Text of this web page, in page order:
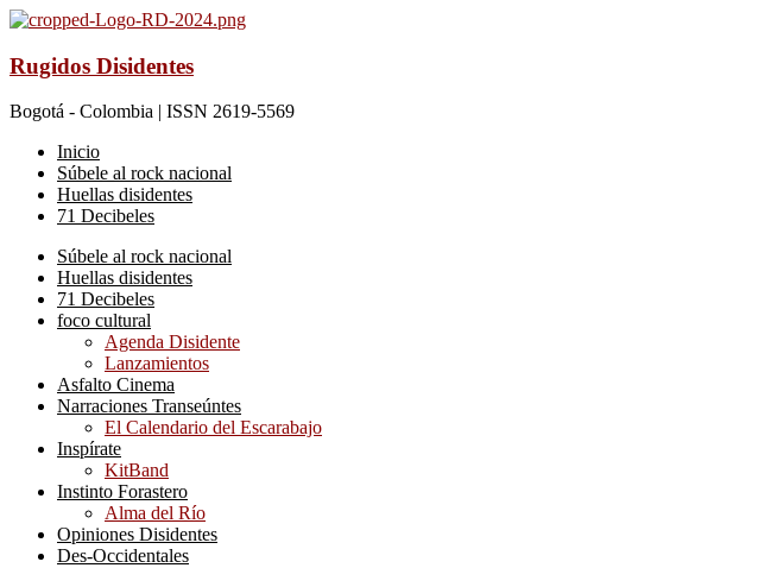
Rugidos Disidentes
Bogotá - Colombia | ISSN 2619-5569
Inicio
Súbele al rock nacional
Huellas disidentes
71 Decibeles
Súbele al rock nacional
Huellas disidentes
71 Decibeles
foco cultural
Agenda Disidente
Lanzamientos
Asfalto Cinema
Narraciones Transeúntes
El Calendario del Escarabajo
Inspírate
KitBand
Instinto Forastero
Alma del Río
Opiniones Disidentes
Des-Occidentales